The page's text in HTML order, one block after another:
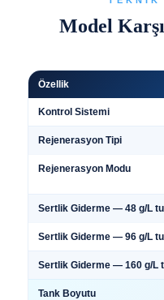
Model
Özellik
Kontrol Sistemi
Rejenerasyon Tipi
Rejenerasyon Modu
Sertlik Giderme — 48 g/L
Sertlik Giderme — 96 g/L
Sertlik Giderme — 160 g/L
Tank Boyutu